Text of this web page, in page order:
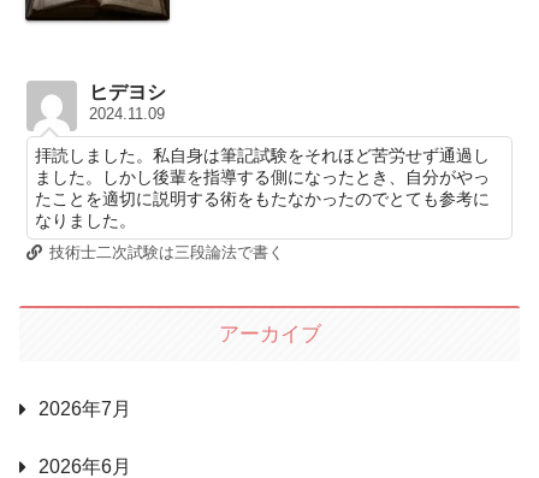
ヒデヨシ
2024.11.09
拝読しました。私自身は筆記試験をそれほど苦労せず通過し
ました。しかし後輩を指導する側になったとき、自分がやっ
たことを適切に説明する術をもたなかったのでとても参考に
なりました。
技術士二次試験は三段論法で書く
アーカイブ
2026年7月
2026年6月